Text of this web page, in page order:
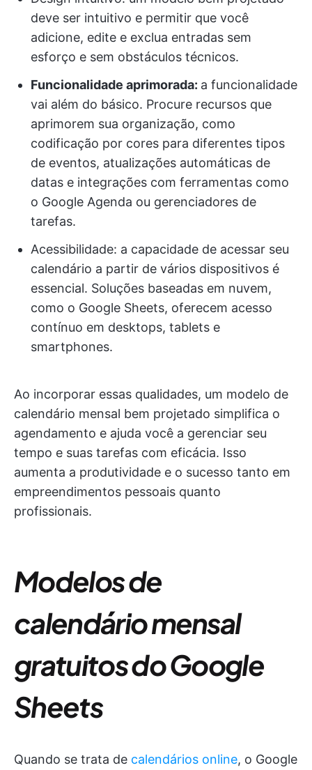
deve ser intuitivo e permitir que você
adicione, edite e exclua entradas sem
esforço e sem obstáculos técnicos.
Funcionalidade aprimorada: a funcionalidade
vai além do básico. Procure recursos que
aprimorem sua organização, como
codificação por cores para diferentes tipos
de eventos, atualizações automáticas de
datas e integrações com ferramentas como
o Google Agenda ou gerenciadores de
tarefas.
Acessibilidade: a capacidade de acessar seu
calendário a partir de vários dispositivos é
essencial. Soluções baseadas em nuvem,
como o Google Sheets, oferecem acesso
contínuo em desktops, tablets e
smartphones.
Ao incorporar essas qualidades, um modelo de
calendário mensal bem projetado simplifica o
agendamento e ajuda você a gerenciar seu
tempo e suas tarefas com eficácia. Isso
aumenta a produtividade e o sucesso tanto em
empreendimentos pessoais quanto
profissionais.
Modelos de
calendário mensal
gratuitos do Google
Sheets
Quando se trata de calendários online, o Google